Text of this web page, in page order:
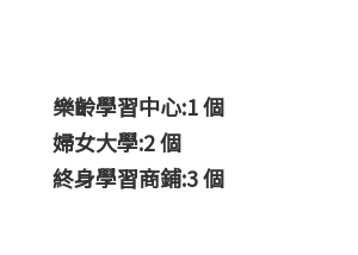
樂齡學習中心:1 個
婦女大學:2 個
終身學習商鋪:3 個